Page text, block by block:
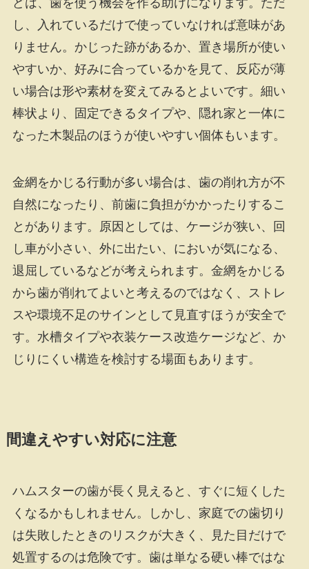
どは、歯を使う機会を作る助けになります。ただ
し、入れているだけで使っていなければ意味があ
りません。かじった跡があるか、置き場所が使い
やすいか、好みに合っているかを見て、反応が薄
い場合は形や素材を変えてみるとよいです。細い
棒状より、固定できるタイプや、隠れ家と一体に
なった木製品のほうが使いやすい個体もいます。
金網をかじる行動が多い場合は、歯の削れ方が不
自然になったり、前歯に負担がかかったりするこ
とがあります。原因としては、ケージが狭い、回
し車が小さい、外に出たい、においが気になる、
退屈しているなどが考えられます。金網をかじる
から歯が削れてよいと考えるのではなく、ストレ
スや環境不足のサインとして見直すほうが安全で
す。水槽タイプや衣装ケース改造ケージなど、か
じりにくい構造を検討する場面もあります。
間違えやすい対応に注意
ハムスターの歯が長く見えると、すぐに短くした
くなるかもしれません。しかし、家庭での歯切り
は失敗したときのリスクが大きく、見た目だけで
処置するのは危険です。歯は単なる硬い棒ではな